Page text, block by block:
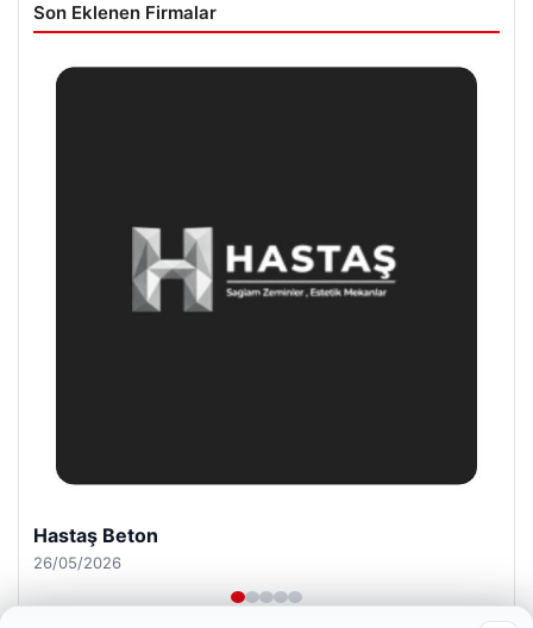
Son Eklenen Firmalar
Prenses Night Club
29/04/2026